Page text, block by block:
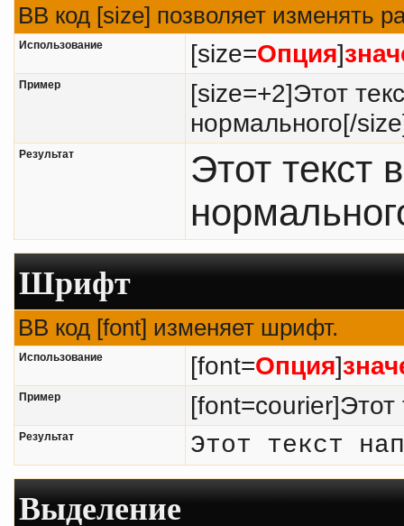
BB код [size] позволяет изменять
Использование [size=Опция]
Пример
[size=+2]Этот
нормального[/
Результат
Этот текст
Шрифт
BB код [font] изменяет шрифт.
Использование [font=Опция]
Пример
Результат Этот текст
Выделение